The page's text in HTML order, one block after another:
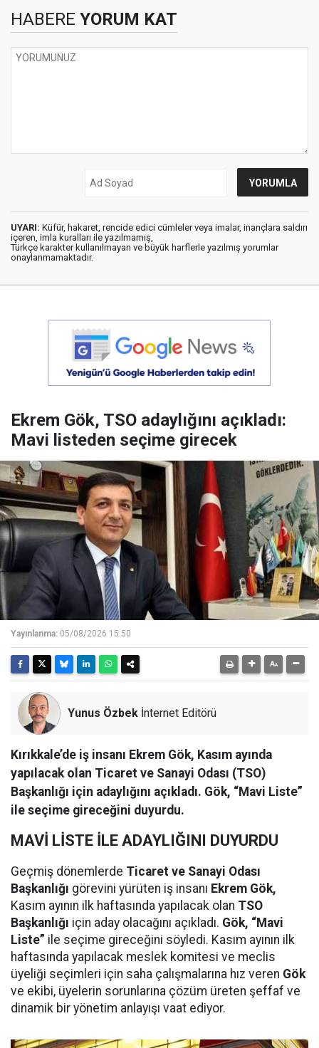
HABERE YORUM KAT
UYARI: Küfür, hakaret, rencide edici cümleler veya imalar, inançlara saldırı
içeren, imla kuralları ile yazılmamış,
Türkçe karakter kullanılmayan ve büyük harflerle yazılmış yorumlar
onaylanmamaktadır.
Ekrem Gök, TSO adaylığını açıkladı:
Mavi listeden seçime girecek
Yayınlanma: 05/08/2026 15:50
Yunus Özbek İnternet Editörü
Kırıkkale’de iş insanı Ekrem Gök, Kasım ayında
yapılacak olan Ticaret ve Sanayi Odası (TSO)
Başkanlığı için adaylığını açıkladı. Gök, “Mavi Liste”
ile seçime gireceğini duyurdu.
MAVİ LİSTE İLE ADAYLIĞINI DUYURDU
Geçmiş dönemlerde Ticaret ve Sanayi Odası
Başkanlığı görevini yürüten iş insanı Ekrem Gök,
Kasım ayının ilk haftasında yapılacak olan TSO
Başkanlığı için aday olacağını açıkladı. Gök, “Mavi
Liste” ile seçime gireceğini söyledi. Kasım ayının ilk
haftasında yapılacak meslek komitesi ve meclis
üyeliği seçimleri için saha çalışmalarına hız veren Gök
ve ekibi, üyelerin sorunlarına çözüm üreten şeffaf ve
dinamik bir yönetim anlayışı vaat ediyor.